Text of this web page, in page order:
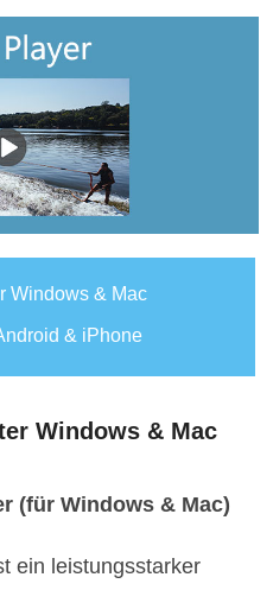
Windows & Mac
& iPhone
Windows & Mac
(für Windows & Mac)
ein leistungsstarker